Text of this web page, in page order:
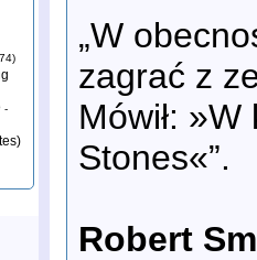
-
„W
zagrać z
Mówił:
Stones«”.
Robert